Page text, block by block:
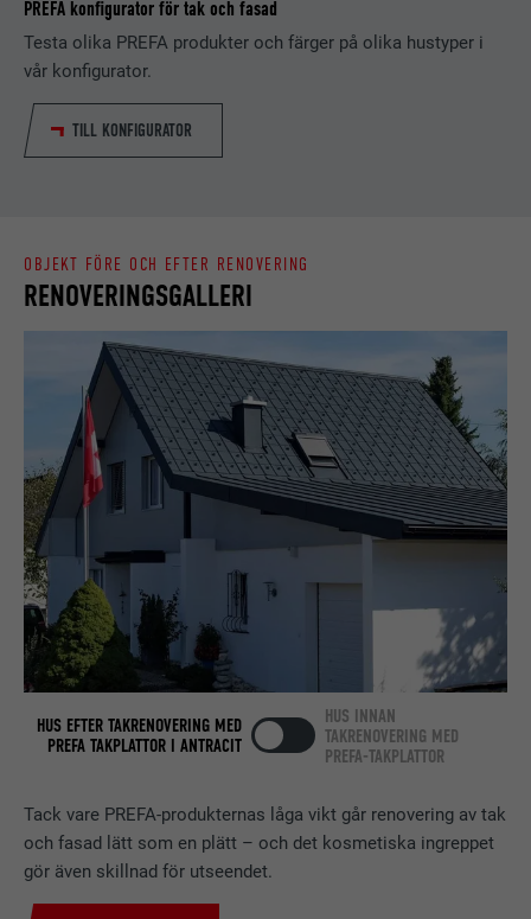
PREFA konfigurator för tak och fasad
Testa olika PREFA produkter och färger på olika hustyper i
vår konfigurator.
TILL KONFIGURATOR
Tack vare PREFA-produkternas låga vikt går renovering av tak
och fasad lätt som en plätt – och det kosmetiska ingreppet
gör även skillnad för utseendet.
RENOVERINGSGALLERI
OBJEKT FÖRE OCH EFTER RENOVERING
HUS EFTER TAKRENOVERING MED
PREFA TAKPLATTOR I ANTRACIT
HUS INNAN
TAKRENOVERING MED
PREFA-TAKPLATTOR
EFTERNAMN _gaexp
LEVERANTÖRER Google Optimize
ÄNDAMÅL
Lagrar den användarvalda
PROCEDUR Session
ÄNDAMÅL
Ställs in av LinkedIn när en webbsida
innehåller ett inbäddat "Följ oss"-
fönster.
EFTERNAMN bcookie
LEVERANTÖRER LinkedIn
PROCEDUR
ÄNDAMÅL
Används av den sociala
nätverkstjänsten LinkedIn för att
spåra användningen av inbäddade
tjänster.
bscookie
LEVERANTÖRER LinkedIn
PROCEDUR 2 år